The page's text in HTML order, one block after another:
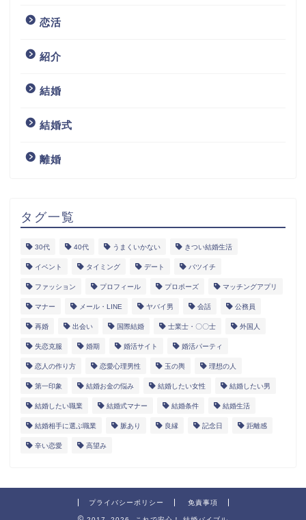
恋活
紹介
結婚
結婚式
離婚
タグ一覧
30代 40代 うまくいかない きつい結婚生活
イベント タイミング デート バツイチ
ファッション プロフィール プロポーズ マッチングアプリ
マナー メール・LINE ヤバイ男 会話 公務員
再婚 出会い 国際結婚 士業士・〇〇士 外国人
失恋克服 婚期 婚活サイト 婚活パーティ
恋人の作り方 恋愛心理男性 玉の輿 理想の人
第一印象 結婚お金の悩み 結婚したい女性 結婚したい男
結婚したい職業 結婚式マナー 結婚条件 結婚生活
結婚相手に選ぶ職業 脈あり 良縁 記念日 距離感
辛い恋愛 高望み
プライバシーポリシー 免責事項